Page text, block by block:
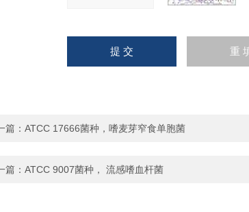
篇： ATCC 17666菌种，嗜麦芽窄食单胞菌
篇： ATCC 9007菌种， 流感嗜血杆菌